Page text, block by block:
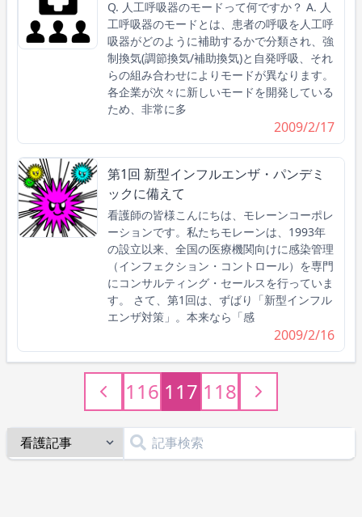
Q. 人工呼吸器のモードって何ですか？ A. 人
工呼吸器のモードとは、患者の呼吸を人工呼
吸器がどのように補助するかで分類され、強
制換気(調節換気/補助換気)と自発呼吸、それ
らの組み合わせによりモードが異なります。
各企業が次々に新しいモードを開発している
ため、非常に多
2009/2/17
第1回 新型インフルエンザ・パンデミ
ックに備えて
看護師の皆様こんにちは、モレーンコーポレ
ーションです。私たちモレーンは、1993年
の設立以来、全国の医療機関向けに感染管理
（インフェクション・コントロール）を専門
にコンサルティング・セールスを行っていま
す。 さて、第1回は、ずばり「新型インフル
エンザ対策」。本来なら「感
2009/2/16
116 117 118